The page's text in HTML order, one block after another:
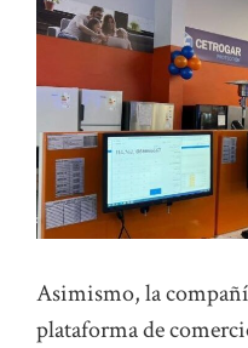
Asimismo, la
plataforma de